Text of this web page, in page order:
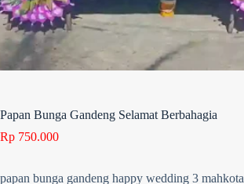
Papan Bunga Gandeng Selamat Berbahagia
Rp 750.000
papan bunga gandeng happy wedding 3 mahkota